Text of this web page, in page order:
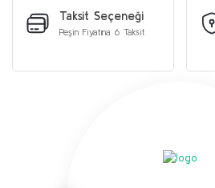
Taksit Seçeneği
Peşin Fiyatına 6 Taksit